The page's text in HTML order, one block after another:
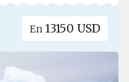
En 13150 USD